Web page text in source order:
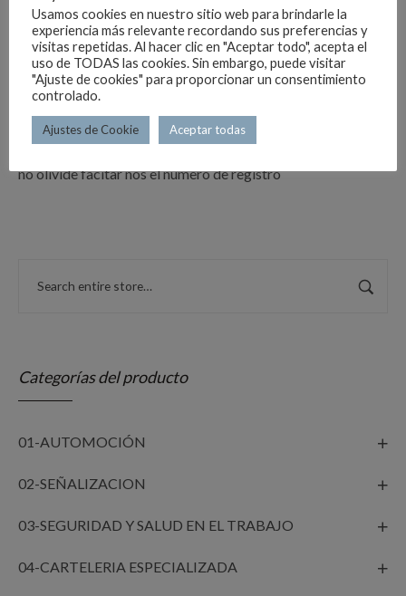
Categorías del producto
01-AUTOMOCIÓN
02-SEÑALIZACION
03-SEGURIDAD Y SALUD EN EL TRABAJO
04-CARTELERIA ESPECIALIZADA
Plancha de aluminio lacada en blanco de 3 mm de grosor,
cantos redondos.
No cumple normativa, bajo responsabilidad del cliente.
no olvides facilitarnos el número de turismo
R-XXXX
no olivide facitar nos el número de registro
Usamos cookies en nuestro sitio web para brindarle la
experiencia más relevante recordando sus preferencias y
visitas repetidas. Al hacer clic en "Aceptar todo", acepta el
uso de TODAS las cookies. Sin embargo, puede visitar
"Ajuste de cookies" para proporcionar un consentimiento
controlado.
Ajustes de Cookie Aceptar todas